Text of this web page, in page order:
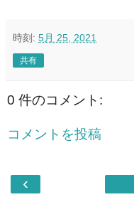
時刻: 5月 25, 2021
共有
0 件のコメント:
コメントを投稿
‹